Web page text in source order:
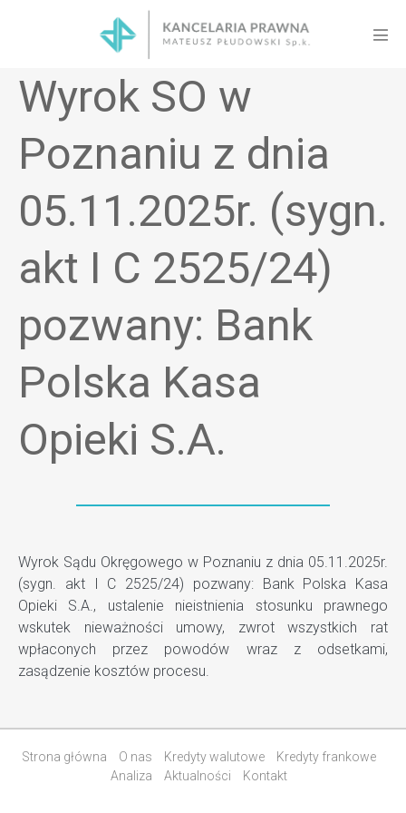
Wyrok SO w
Poznaniu z dnia
05.11.2025r. (sygn.
akt I C 2525/24)
pozwany: Bank
Polska Kasa
Opieki S.A.
Wyrok Sądu Okręgowego w Poznaniu z dnia 05.11.2025r.
(sygn. akt I C 2525/24) pozwany: Bank Polska Kasa
Opieki S.A., ustalenie nieistnienia stosunku prawnego
wskutek nieważności umowy, zwrot wszystkich rat
wpłaconych przez powodów wraz z odsetkami,
zasądzenie kosztów procesu.
Strona główna O nas Kredyty walutowe
Kredyty frankowe
Analiza
Aktualności Kontakt